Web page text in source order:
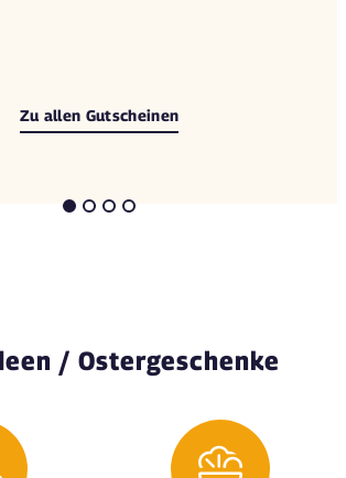
Zu allen Gutscheinen
/ Ostergeschenke